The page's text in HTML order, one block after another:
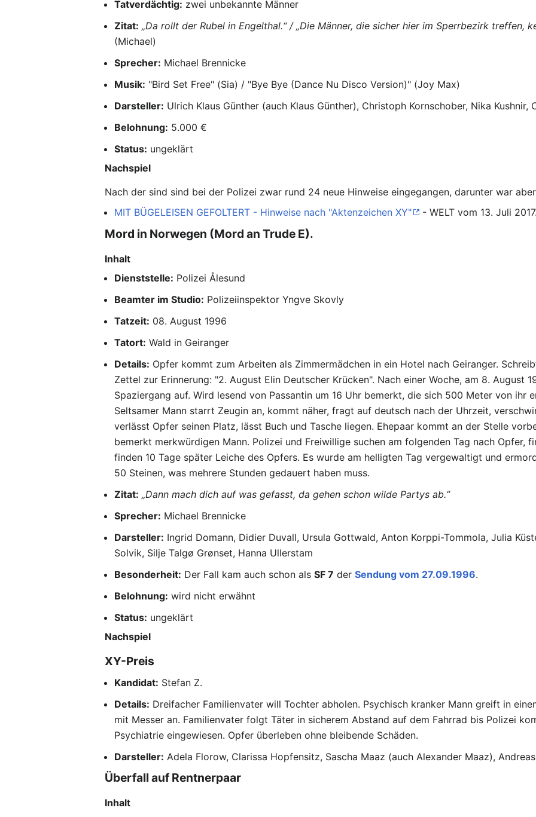
Tatverdächtig: zwei unbekannte Männer
Zitat: „Da rollt der Rubel in Engelthal.“ / „Die Männer, die sicher hier im Sperrbezirk treffen,
(Michael)
Sprecher: Michael Brennicke
Musik: "Bird Set Free" (Sia) / "Bye Bye (Dance Nu Disco Version)" (Joy Max)
Darsteller: Ulrich Klaus Günther (auch Klaus Günther), Christoph Kornschober, Nika Kushnir,
Belohnung: 5.000 €
Status: ungeklärt
Nachspiel
Nach der sind sind bei der Polizei zwar rund 24 neue Hinweise eingegangen, darunter war
MIT BÜGELEISEN GEFOLTERT - Hinweise nach "Aktenzeichen XY"
- WELT vom 13. Juli 2017.
Mord in Norwegen (Mord an Trude E).
Inhalt
Dienststelle: Polizei Ålesund
Beamter im Studio: Polizeiinspektor Yngve Skovly
Tatzeit: 08. August 1996
Tatort: Wald in Geiranger
Details: Opfer kommt zum Arbeiten als Zimmermädchen in ein Hotel nach Geiranger.
Zettel zur Erinnerung: "2. August Elin Deutscher Krücken". Nach einer Woche, am 8. August
Spaziergang auf. Wird lesend von Passantin um 16 Uhr bemerkt, die sich 500 Meter von ihr
Seltsamer Mann starrt Zeugin an, kommt näher, fragt auf deutsch nach der Uhrzeit,
verlässt Opfer seinen Platz, lässt Buch und Tasche liegen. Ehepaar kommt an der Stelle
bemerkt merkwürdigen Mann. Polizei und Freiwillige suchen am folgenden Tag nach Opfer,
finden 10 Tage später Leiche des Opfers. Es wurde am helligten Tag vergewaltigt und
50 Steinen, was mehrere Stunden gedauert haben muss.
Zitat: „Dann mach dich auf was gefasst, da gehen schon wilde Partys ab.“
Sprecher: Michael Brennicke
Darsteller: Ingrid Domann, Didier Duvall, Ursula Gottwald, Anton Korppi-Tommola, Julia
Solvik, Silje Talgø Grønset, Hanna Ullerstam
Besonderheit: Der Fall kam auch schon alsSF 7 derSendung vom 27.09.1996.
Belohnung: wird nicht erwähnt
Status: ungeklärt
Nachspiel
XY-Preis
Kandidat: Stefan Z.
Details: Dreifacher Familienvater will Tochter abholen. Psychisch kranker Mann greift in
mit Messer an. Familienvater folgt Täter in sicherem Abstand auf dem Fahrrad bis Polizei
Psychiatrie eingewiesen. Opfer überleben ohne bleibende Schäden.
Darsteller: Adela Florow, Clarissa Hopfensitz, Sascha Maaz (auch Alexander Maaz),
Überfall auf Rentnerpaar
Inhalt